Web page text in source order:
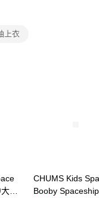
之同意方可使用
發現惡意使用之情形，
上衣
童
CHUMS Kids
Booby Spaceship